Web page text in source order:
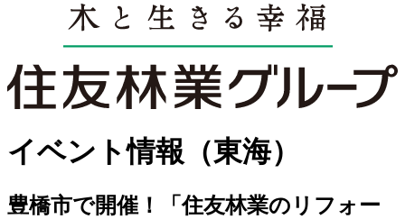
イベント情報（東海）
豊橋市で開催！「住友林業のリフォー